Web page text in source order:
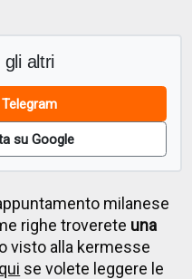
altri
su Google
milanese
righe troverete una
visto alla kermesse
qui se volete leggere le